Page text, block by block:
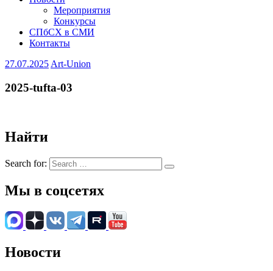
Мероприятия
Конкурсы
СПбСХ в СМИ
Контакты
27.07.2025 Art-Union
2025-tufta-03
Найти
Search for:
Мы в соцсетях
Новости